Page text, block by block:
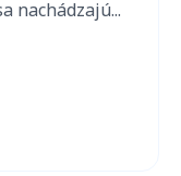
nachádzajú...